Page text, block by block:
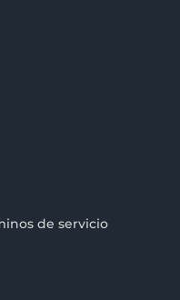
de servicio